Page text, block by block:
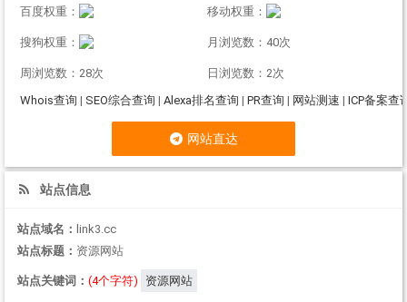
百度权重： 移动权重：
搜狗权重： 月浏览数：40次
周浏览数：28次
日浏览数：2次
Whois查询 | SEO综合查询 | Alexa排名查询 | PR查询 | 网站测速 | ICP备案查
网站直达
站点信息
站点域名： link3.cc
站点标题： 资源网站
站点关键词： (4个字符) 资源网站